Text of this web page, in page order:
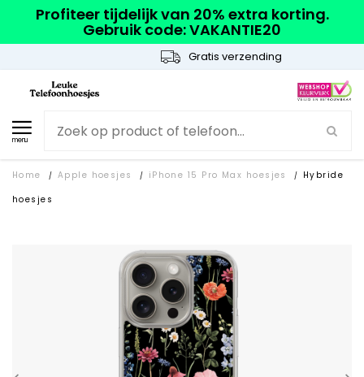
Profiteer tijdelijk van 20% extra korting.
Gebruik code: VAKANTIE20
Gratis verzending
menu
Home / Apple hoesjes / iPhone 15 Pro Max hoesjes /
Hybride
hoesjes